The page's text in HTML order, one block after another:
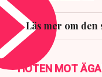
Läs mer om
HOTEN MOT